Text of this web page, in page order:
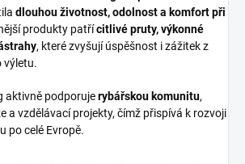
dlouhou životnost, odolnost a komfort při
produkty patřícitlivé pruty, výkonné
, které zvyšují úspěšnost i zážitek z
výletu.
aktivně podporujerybářskou komunitu,
a vzdělávací projekty, čímž přispívá k rozvoji
po celé Evropě.